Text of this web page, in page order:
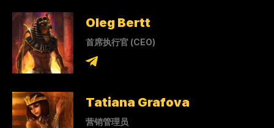
Oleg Bertt
首席执行官 (CEO)
Tatiana Grafova
营销管理员